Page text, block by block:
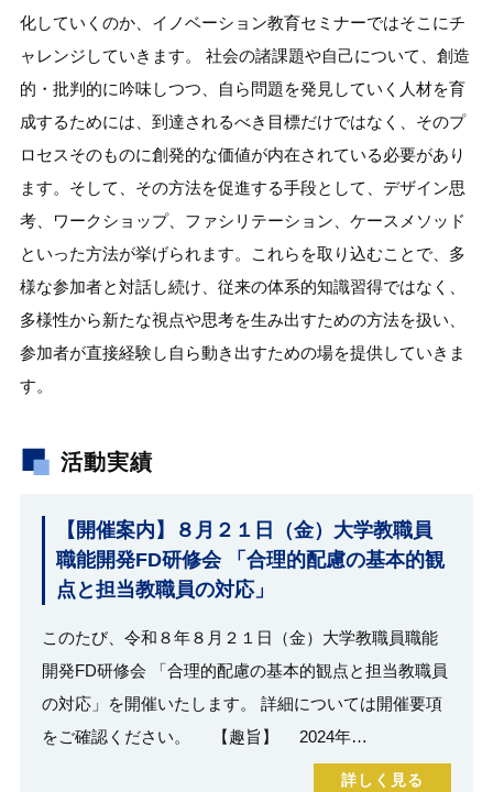
化していくのか、イノベーション教育セミナーではそこにチ
ャレンジしていきます。 社会の諸課題や自己について、創造
的・批判的に吟味しつつ、自ら問題を発見していく人材を育
成するためには、到達されるべき目標だけではなく、そのプ
ロセスそのものに創発的な価値が内在されている必要があり
ます。そして、その方法を促進する手段として、デザイン思
考、ワークショップ、ファシリテーション、ケースメソッド
といった方法が挙げられます。これらを取り込むことで、多
様な参加者と対話し続け、従来の体系的知識習得ではなく、
多様性から新たな視点や思考を生み出すための方法を扱い、
参加者が直接経験し自ら動き出すための場を提供していきま
す。
活動実績
【開催案内】８月２１日（金）大学教職員
職能開発FD研修会 「合理的配慮の基本的観
点と担当教職員の対応」
このたび、令和８年８月２１日（金）大学教職員職能
開発FD研修会 「合理的配慮の基本的観点と担当教職員
の対応」を開催いたします。 詳細については開催要項
をご確認ください。 【趣旨】 2024年…
詳しく見る